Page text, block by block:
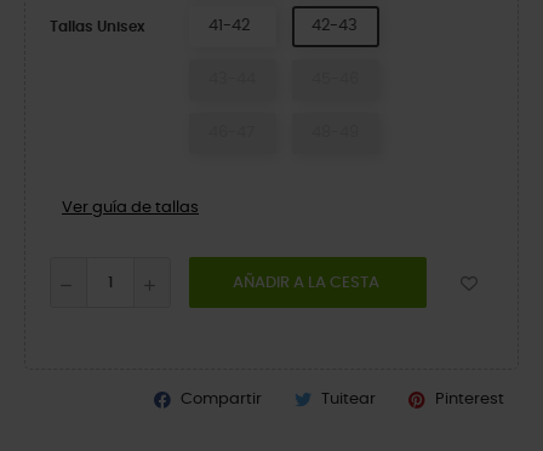
Tallas Unisex 41-42 42-43
Ver guía de tallas
AÑADIR A LA CESTA
Compartir Tuitear Pinterest